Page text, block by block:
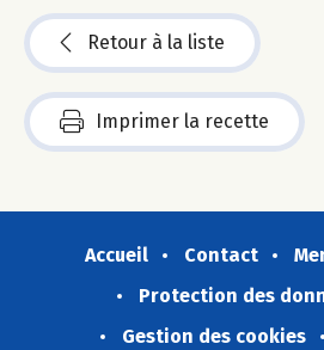
Retour à la liste
Imprimer la recette
Accueil Contact
Protection des
Gestion des cookies